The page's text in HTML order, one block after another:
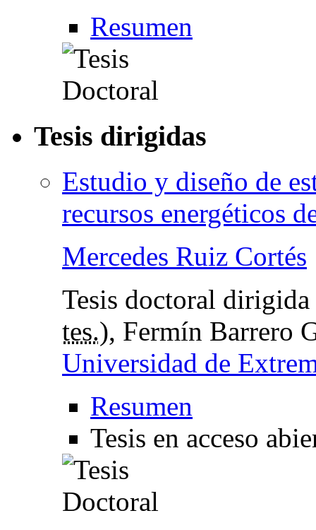
Resumen
Tesis dirigidas
Estudio y diseño de
recursos energéticos
Mercedes Ruiz Cortés
Tesis doctoral
tes.), Fermín Barrero
Universidad de
Resumen
Tesis en acceso